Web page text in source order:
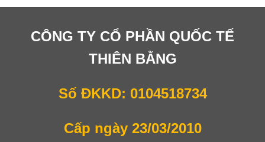
CÔNG TY CỔ PHẦN QUỐC TẾ
THIÊN BẰNG
Số ĐKKD: 0104518734
Cấp ngày 23/03/2010